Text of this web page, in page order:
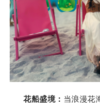
花船盛境： 当浪漫花